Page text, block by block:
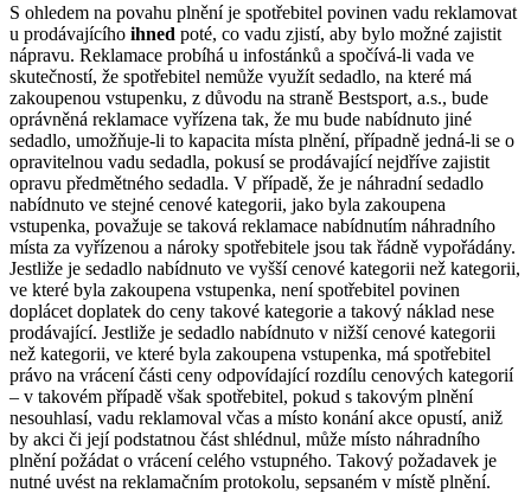
S ohledem na povahu plnění je spotřebitel povinen vadu reklamovat
u prodávajícího ihned poté, co vadu zjistí, aby bylo možné zajistit
nápravu. Reklamace probíhá u infostánků a spočívá-li vada ve
skutečností, že spotřebitel nemůže využít sedadlo, na které má
zakoupenou vstupenku, z důvodu na straně Bestsport, a.s., bude
oprávněná reklamace vyřízena tak, že mu bude nabídnuto jiné
sedadlo, umožňuje-li to kapacita místa plnění, případně jedná-li se o
opravitelnou vadu sedadla, pokusí se prodávající nejdříve zajistit
opravu předmětného sedadla. V případě, že je náhradní sedadlo
nabídnuto ve stejné cenové kategorii, jako byla zakoupena
vstupenka, považuje se taková reklamace nabídnutím náhradního
místa za vyřízenou a nároky spotřebitele jsou tak řádně vypořádány.
Jestliže je sedadlo nabídnuto ve vyšší cenové kategorii než kategorii,
ve které byla zakoupena vstupenka, není spotřebitel povinen
doplácet doplatek do ceny takové kategorie a takový náklad nese
prodávající. Jestliže je sedadlo nabídnuto v nižší cenové kategorii
než kategorii, ve které byla zakoupena vstupenka, má spotřebitel
právo na vrácení části ceny odpovídající rozdílu cenových kategorií
– v takovém případě však spotřebitel, pokud s takovým plnění
nesouhlasí, vadu reklamoval včas a místo konání akce opustí, aniž
by akci či její podstatnou část shlédnul, může místo náhradního
plnění požádat o vrácení celého vstupného. Takový požadavek je
nutné uvést na reklamačním protokolu, sepsaném v místě plnění.